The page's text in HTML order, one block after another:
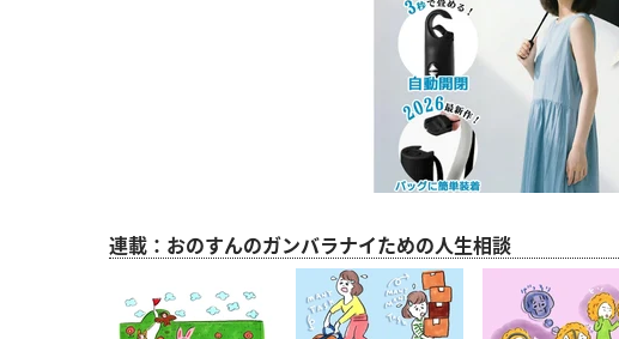
連載：おのすんのガンバラナイための人生相談